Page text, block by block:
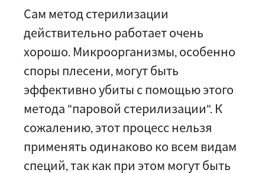
Сам метод стерилизации
действительно работает очень
хорошо. Микроорганизмы, особенно
споры плесени, могут быть
эффективно убиты с помощью этого
метода "паровой стерилизации". К
сожалению, этот процесс нельзя
применять одинаково ко всем видам
специй, так как при этом могут быть